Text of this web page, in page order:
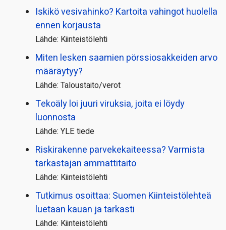
Iskikö vesivahinko? Kartoita vahingot huolella
ennen korjausta
Lähde: Kiinteistölehti
Miten lesken saamien pörssi­osakkeiden arvo
määräytyy?
Lähde: Taloustaito/verot
Tekoäly loi juuri viruksia, joita ei löydy
luonnosta
Lähde: YLE tiede
Riskirakenne parvekekaiteessa? Varmista
tarkastajan ammattitaito
Lähde: Kiinteistölehti
Tutkimus osoittaa: Suomen Kiinteistölehteä
luetaan kauan ja tarkasti
Lähde: Kiinteistölehti